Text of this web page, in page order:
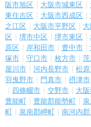
阪市旭区
大阪市城東区
東住吉区
大阪市西成区
之江区
大阪市平野区
区
堺市中区 堺市東区
原区
岸和田市 豊中市
塚市
守口市 枚方市
屋川市
河内長野市 松
羽曳野市
門真市 摂津市
四條畷市
交野市 大
豊能町
豊能郡能勢町
町
泉南郡岬町 南河内